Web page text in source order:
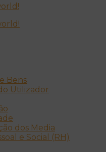
Bens
Utilizador
dos Media
e Social (RH)